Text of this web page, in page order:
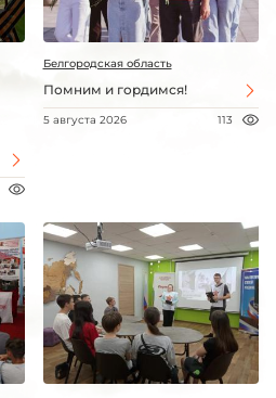
Белгородская область
Помним и гордимся!
5 августа 2026 113